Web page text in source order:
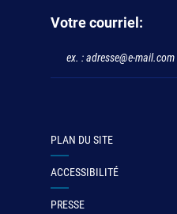
Votre courriel:
PLAN DU SITE
ACCESSIBILITÉ
PRESSE